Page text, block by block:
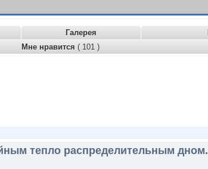
Галерея
Мне нравится ( 101 )
тепло распределительным дном.